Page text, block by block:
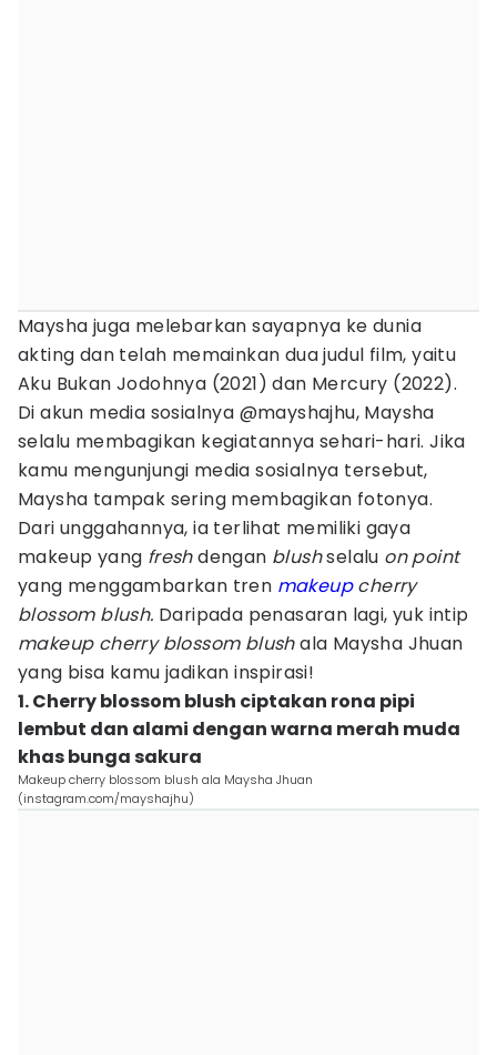
Maysha juga melebarkan sayapnya ke dunia
akting dan telah memainkan dua judul film, yaitu
Aku Bukan Jodohnya (2021) dan Mercury (2022).
Di akun media sosialnya @mayshajhu, Maysha
selalu membagikan kegiatannya sehari-hari. Jika
kamu mengunjungi media sosialnya tersebut,
Maysha tampak sering membagikan fotonya.
Dari unggahannya, ia terlihat memiliki gaya
makeup yang freshdengan blushselalu on point
yang menggambarkan tren makeupcherry
blossom blush. Daripada penasaran lagi, yuk intip
makeup cherry blossom blushala Maysha Jhuan
yang bisa kamu jadikan inspirasi!
1. Cherry blossom blush ciptakan rona pipi
lembut dan alami dengan warna merah muda
khas bunga sakura
Makeup cherry blossom blush ala Maysha Jhuan
(instagram.com/mayshajhu)